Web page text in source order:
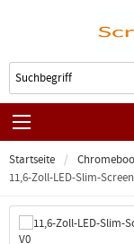
Startseite
11,6-Zoll-LED-Slim-